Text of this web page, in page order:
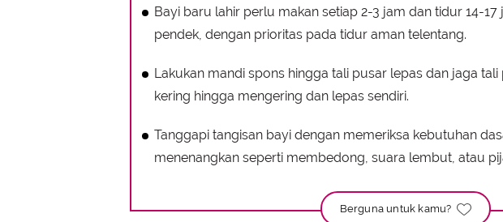
Bayi baru lahir perlu makan setiap 2-3 jam dan tidur 14-
pendek, dengan prioritas pada tidur aman telentang.
Lakukan mandi spons hingga tali pusar lepas dan jaga
kering hingga mengering dan lepas sendiri.
Tanggapi tangisan bayi dengan memeriksa kebutuhan
menenangkan seperti membedong, suara lembut, atau
Berguna untuk kamu?